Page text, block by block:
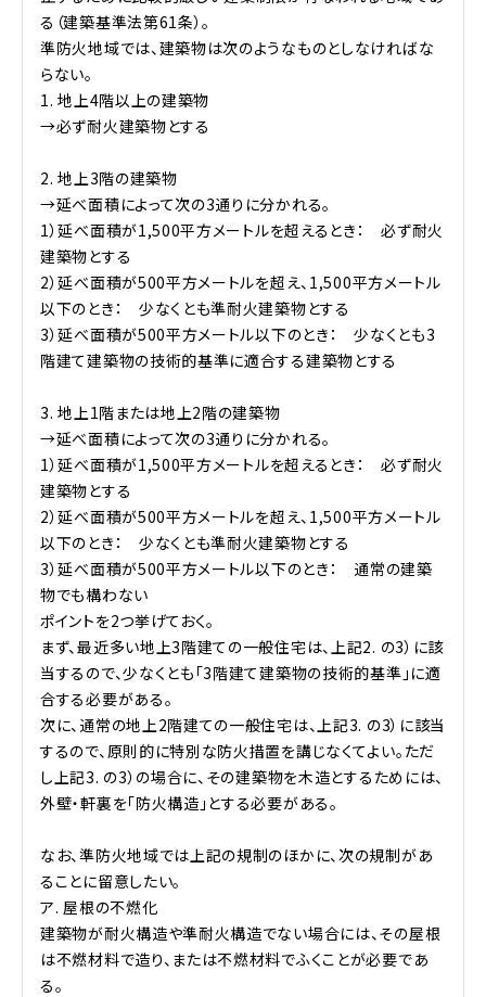
る（建築基準法第61条）。
準防火地域では、建築物は次のようなものとしなければな
らない。
1. 地上4階以上の建築物
→必ず耐火建築物とする
2. 地上3階の建築物
→延べ面積によって次の3通りに分かれる。
1）延べ面積が1,500平方メートルを超えるとき： 必ず耐火
建築物とする
2）延べ面積が500平方メートルを超え、1,500平方メートル
以下のとき： 少なくとも準耐火建築物とする
3）延べ面積が500平方メートル以下のとき： 少なくとも3
階建て建築物の技術的基準に適合する建築物とする
3. 地上1階または地上2階の建築物
→延べ面積によって次の3通りに分かれる。
1）延べ面積が1,500平方メートルを超えるとき： 必ず耐火
建築物とする
2）延べ面積が500平方メートルを超え、1,500平方メートル
以下のとき： 少なくとも準耐火建築物とする
3）延べ面積が500平方メートル以下のとき： 通常の建築
物でも構わない
ポイントを2つ挙げておく。
まず、最近多い地上3階建ての一般住宅は、上記2. の3）に該
当するので、少なくとも「3階建て建築物の技術的基準」に適
合する必要がある。
次に、通常の地上2階建ての一般住宅は、上記3. の3）に該当
するので、原則的に特別な防火措置を講じなくてよい。ただ
し上記3. の3）の場合に、その建築物を木造とするためには、
外壁・軒裏を「防火構造」とする必要がある。
なお、準防火地域では上記の規制のほかに、次の規制があ
ることに留意したい。
ア. 屋根の不燃化
建築物が耐火構造や準耐火構造でない場合には、その屋根
は不燃材料で造り、または不燃材料でふくことが必要であ
る。